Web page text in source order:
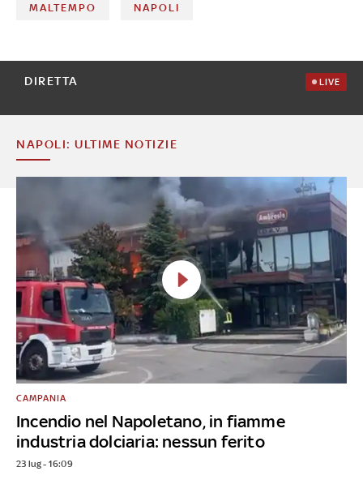
MALTEMPO NAPOLI
DIRETTA LIVE
NAPOLI: ULTIME NOTIZIE
Incendio nel Napoletano, in fiamme
industria dolciaria: nessun ferito
CAMPANIA
23 lug - 16:09